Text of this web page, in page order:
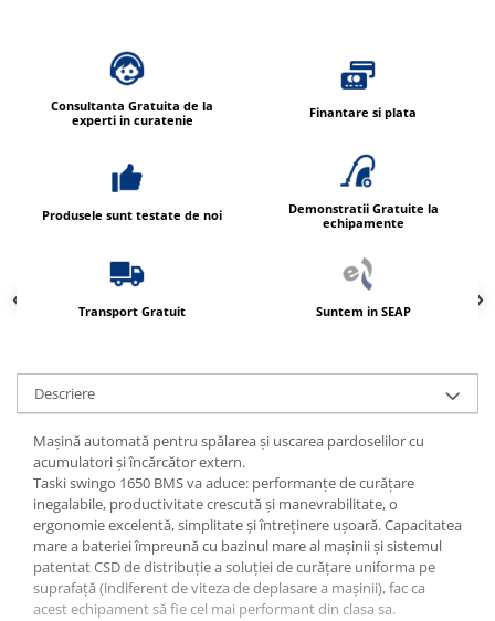
Consultanta Gratuita de la
experti in curatenie
Finantare si plata
Produsele sunt testate de noi
Demonstratii Gratuite la
echipamente
Transport Gratuit Suntem in SEAP
Descriere
Mașină automată pentru spălarea și uscarea pardoselilor cu
acumulatori şi încărcător extern.
Taski swingo 1650 BMS va aduce: performanțe de curățare
inegalabile, productivitate crescută și manevrabilitate, o
ergonomie excelentă, simplitate și întreținere ușoară. Capacitatea
mare a bateriei împreună cu bazinul mare al mașinii și sistemul
patentat CSD de distribuție a soluției de curățare uniforma pe
suprafață (indiferent de viteza de deplasare a mașinii), fac ca
acest echipament să fie cel mai performant din clasa sa.